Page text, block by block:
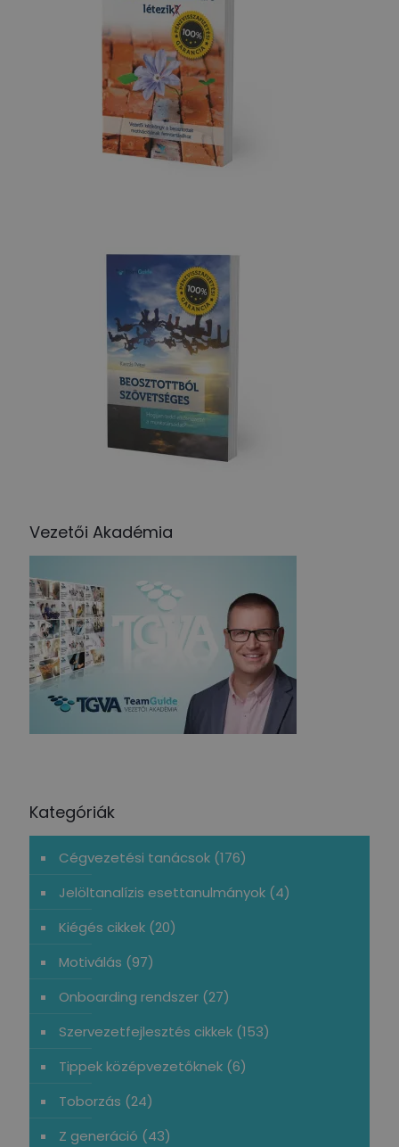
Vezetői Akadémia
Kategóriák
Cégvezetési tanácsok (176)
Jelöltanalízis esettanulmányok (4)
Kiégés cikkek (20)
Motiválás (97)
Onboarding rendszer (27)
Szervezetfejlesztés cikkek (153)
Tippek középvezetőknek (6)
Toborzás (24)
Z generáció (43)